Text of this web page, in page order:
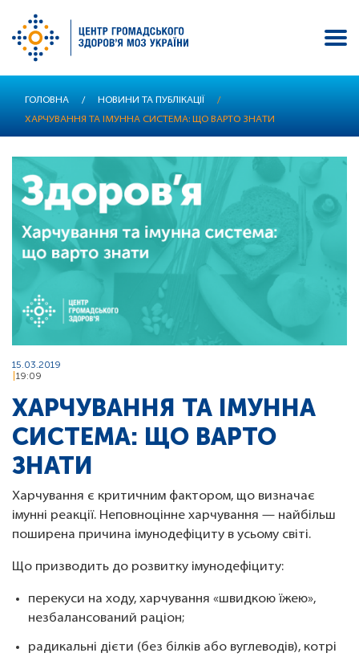
основного
ГОЛОВНА / НОВИНИ ТА ПУБЛІКАЦІЇ
/
ХАРЧУВАННЯ ТА ІМУННА СИСТЕМА: ЩО ВАРТО ЗНАТИ
15.03.2019
19:09
ХАРЧУВАННЯ ТА ІМУННА
СИСТЕМА: ЩО ВАРТО
ЗНАТИ
Харчування є критичним фактором, що визначає
імунні реакції. Неповноцінне харчування — найбільш
поширена причина імунодефіциту в усьому світі.
Що призводить до розвитку імунодефіциту:
перекуси на ходу, харчування «швидкою їжею»,
незбалансований раціон;
радикальні дієти (без білків або вуглеводів), котрі